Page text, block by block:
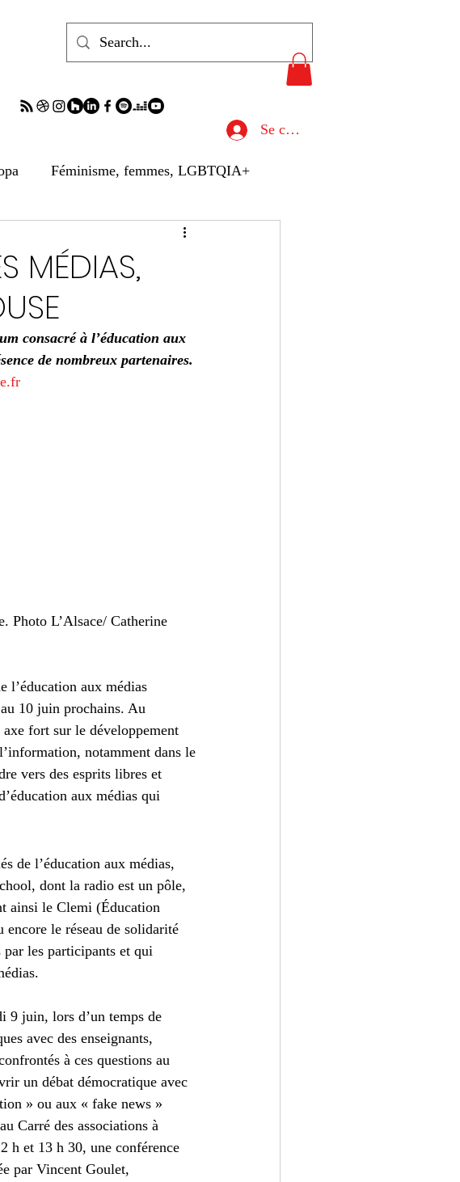
Se connecter
Féminisme, femmes, LGBTQIA+
MÉDIAS,
consacré à l’éducation aux
de nombreux partenaires.
Photo L’Alsace/ Catherine
l’éducation aux médias
10 juin prochains. Au
fort sur le développement
notamment dans le
vers des esprits libres et
aux médias qui
de l’éducation aux médias,
dont la radio est un pôle,
ainsi le Clemi (Éducation
le réseau de solidarité
par les participants et qui
9 juin, lors d’un temps de
avec des enseignants,
à ces questions au
un débat démocratique avec
» ou aux « fake news »
Carré des associations à
h et 13 h 30, une conférence
par Vincent Goulet,